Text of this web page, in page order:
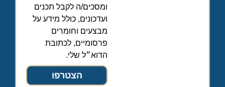
ומסכים/ה לקבל תכנים
ועדכונים, כולל מידע על
מבצעים וחומרים
פרסומיים, לכתובת
הדוא״ל שלי.
הצטרפו